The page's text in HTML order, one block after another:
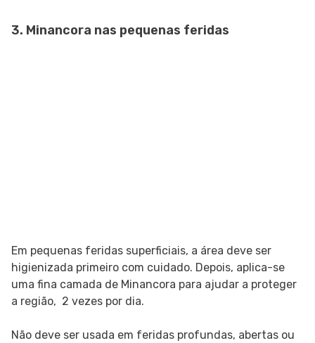
3. Minancora nas pequenas feridas
Em pequenas feridas superficiais, a área deve ser
higienizada primeiro com cuidado. Depois, aplica-se
uma fina camada de Minancora para ajudar a proteger
a região, 2 vezes por dia.
Não deve ser usada em feridas profundas, abertas ou